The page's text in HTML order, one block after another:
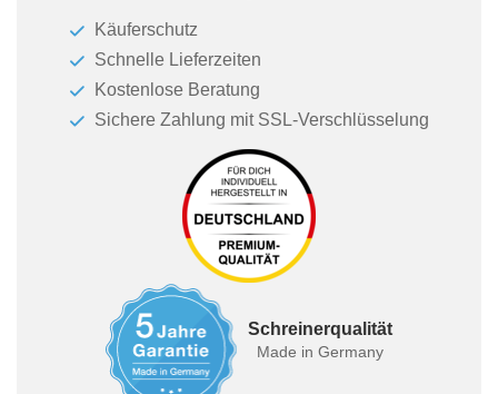
Käuferschutz
Schnelle Lieferzeiten
Kostenlose Beratung
Sichere Zahlung mit SSL-Verschlüsselung
Schreinerqualität
Made in Germany